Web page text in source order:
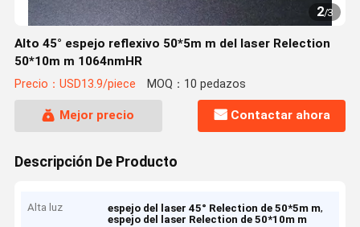
2/3
Alto 45° espejo reflexivo 50*5m m del laser Relection
50*10m m 1064nmHR
Precio：USD13.9/piece MOQ：10 pedazos
Mejor precio Contactar ahora
Descripción De Producto
Alta luz espejo del laser 45° Relection de 50*5m m,
espejo del laser Relection de 50*10m m